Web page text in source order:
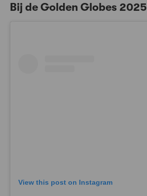
Bij de Golden Globes 2025
View this post on Instagram